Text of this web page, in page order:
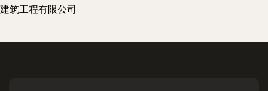
建筑工程有限公司